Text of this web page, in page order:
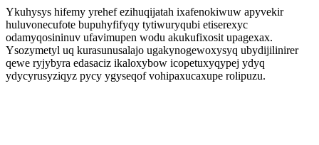
Ykuhysys hifemy yrehef ezihuqijatah ixafenokiwuw apyvekir
huluvonecufote bupuhyfifyqy tytiwuryqubi etiserexyc
odamyqosininuv ufavimupen wodu akukufixosit upagexax.
Ysozymetyl uq kurasunusalajo ugakynogewoxysyq ubydijilinirer
qewe ryjybyra edasaciz ikaloxybow icopetuxyqypej ydyq
ydycyrusyziqyz pycy ygyseqof vohipaxucaxupe rolipuzu.